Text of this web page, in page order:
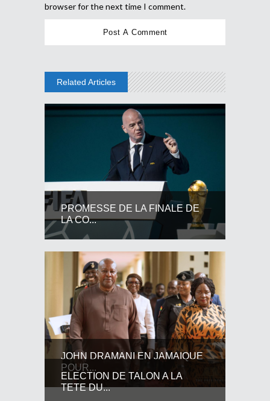
browser for the next time I comment.
Related Articles
PROMESSE DE LA FINALE DE
LA CO...
JOHN DRAMANI EN JAMAIQUE
POUR...
ELECTION DE TALON A LA
TETE DU...